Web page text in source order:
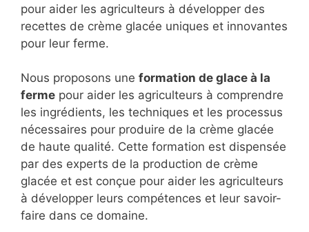
pour aider les agriculteurs à développer des
recettes de crème glacée uniques et innovantes
pour leur ferme.
Nous proposons une formation de glace à la
ferme pour aider les agriculteurs à comprendre
les ingrédients, les techniques et les processus
nécessaires pour produire de la crème glacée
de haute qualité. Cette formation est dispensée
par des experts de la production de crème
glacée et est conçue pour aider les agriculteurs
à développer leurs compétences et leur savoir-
faire dans ce domaine.